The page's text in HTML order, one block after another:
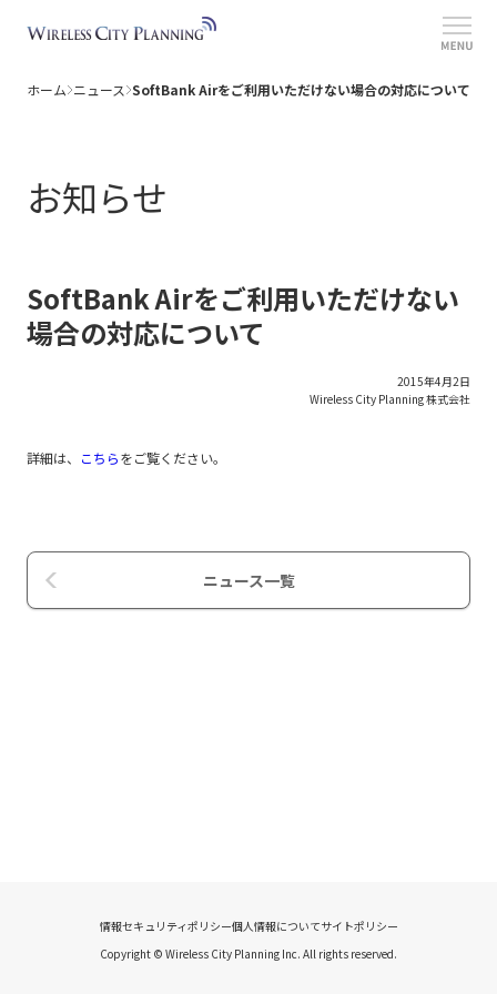
障害・メンテナンス情報
公開情報
ホーム ニュース SoftBank Airをご利用いただけない場合の対応について
お知らせ
SoftBank Airをご利用いただけない
場合の対応について
2015年4月2日
Wireless City Planning 株式会社
詳細は、 こちらをご覧ください。
ニュース一覧
情報セキュリティポリシー個人情報についてサイトポリシー
Copyright © Wireless City Planning Inc. All rights reserved.